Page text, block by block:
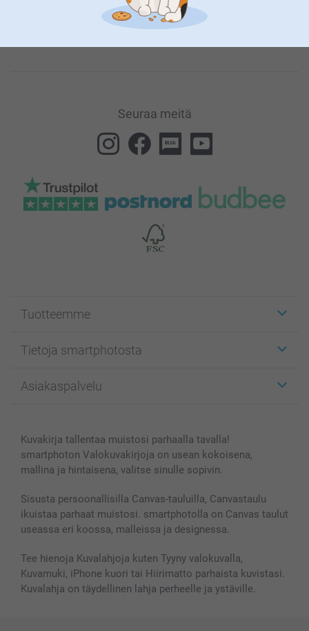
Yleisen Tietosuojalausumamme.
Voit koska tahansa irtisanoa tilauksen klikkaamalla
Seuraa meitä
Tuotteemme
Kuvakortit
Kuvakirjat
Kännykkä & Tabletti
MyNameBook
Valokuvakehykset & Lisätarvikkeet
Lahjakortti
Kaikki kuvatuotteet
Tietoja smartphotosta
Affiliate ohjelma
Sivukartta
Ehdot/takuut
Asiakaspalvelu
smartbonus
Hinnat & maksutavat
Kuvakirja tallentaa muistosi parhaalla tavalla!
smartphoton Valokuvakirjoja on usean kokoisena,
mallina ja hintaisena, valitse sinulle sopivin.
Sisusta persoonallisilla Canvas-tauluilla, Canvastaulu
ikuistaa parhaat muistosi. smartphotolla on Canvas taulut
useassa eri koossa, malleissa ja designessa.
Tee hienoja Kuvalahjoja kuten Tyyny valokuvalla,
Kuvamuki, iPhone kuori tai Hiirimatto parhaista kuvistasi.
Kuvalahja on täydellinen lahja perheelle ja ystäville.